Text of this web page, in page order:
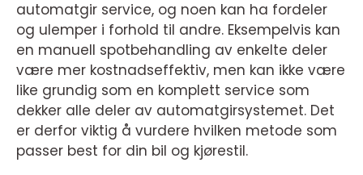
automatgir service, og noen kan ha fordeler
og ulemper i forhold til andre. Eksempelvis kan
en manuell spotbehandling av enkelte deler
være mer kostnadseffektiv, men kan ikke være
like grundig som en komplett service som
dekker alle deler av automatgirsystemet. Det
er derfor viktig å vurdere hvilken metode som
passer best for din bil og kjørestil.